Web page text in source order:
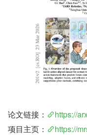
论文链接：
https://
项目主页：
https://